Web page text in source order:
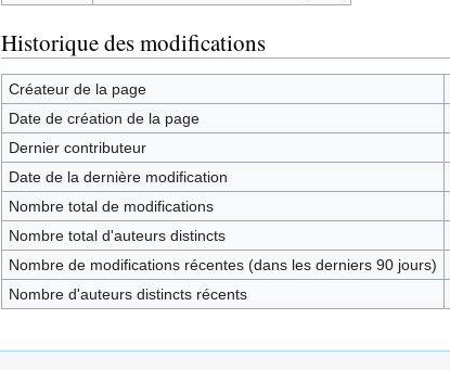
Historique des modifications
Créateur de la page
Date de création de la page
Dernier contributeur
Date de la dernière modification
Nombre total de modifications
Nombre total d'auteurs distincts
Nombre de modifications récentes (dans les derniers 90 jours)
Nombre d'auteurs distincts récents